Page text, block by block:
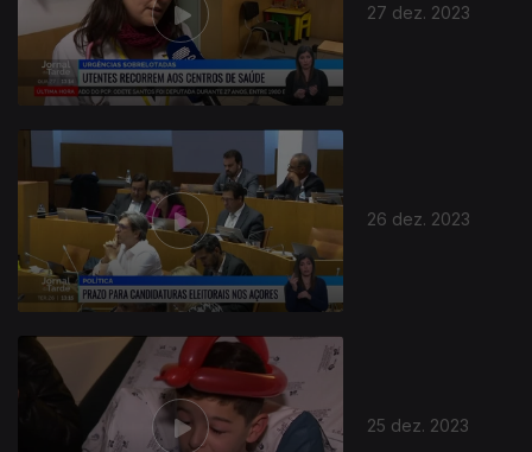
27 dez. 2023
26 dez. 2023
25 dez. 2023